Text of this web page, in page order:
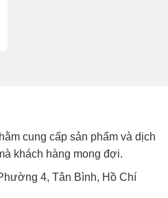
cung cấp sản phẩm và dịch
khách hàng mong đợi.
4, Tân Bình, Hồ Chí